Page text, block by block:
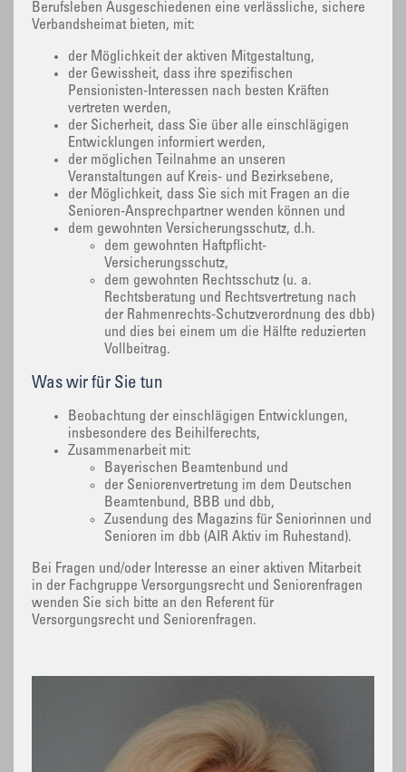
Berufsleben Ausgeschiedenen eine verlässliche, sichere
Verbandsheimat bieten, mit:
der Möglichkeit der aktiven Mitgestaltung,
der Gewissheit, dass ihre spezifischen
Pensionisten-Interessen nach besten Kräften
vertreten werden,
der Sicherheit, dass Sie über alle einschlägigen
Entwicklungen informiert werden,
der möglichen Teilnahme an unseren
Veranstaltungen auf Kreis- und Bezirksebene,
der Möglichkeit, dass Sie sich mit Fragen an die
Senioren-Ansprechpartner wenden können und
dem gewohnten Versicherungsschutz, d.h.
dem gewohnten Haftpflicht-
Versicherungsschutz,
dem gewohnten Rechtsschutz (u. a.
Rechtsberatung und Rechtsvertretung nach
der Rahmenrechts-Schutzverordnung des dbb)
und dies bei einem um die Hälfte reduzierten
Vollbeitrag.
Was wir für Sie tun
Beobachtung der einschlägigen Entwicklungen,
insbesondere des Beihilferechts,
Zusammenarbeit mit:
Bayerischen Beamtenbund und
der Seniorenvertretung im dem Deutschen
Beamtenbund, BBB und dbb,
Zusendung des Magazins für Seniorinnen und
Senioren im dbb (AIR Aktiv im Ruhestand).
Bei Fragen und/oder Interesse an einer aktiven Mitarbeit
in der Fachgruppe Versorgungsrecht und Seniorenfragen
wenden Sie sich bitte an den Referent für
Versorgungsrecht und Seniorenfragen.